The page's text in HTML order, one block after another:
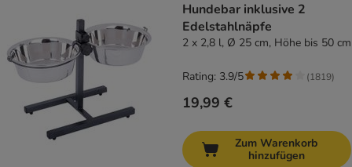
Hundebar inklusive 2
Edelstahlnäpfe
2 x 2,8 l, Ø 25 cm, Höhe bis 50 cm
19,99 €
Rating: 3.9/5 (1819)
Zum Warenkorb
hinzufügen